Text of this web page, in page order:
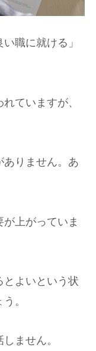
職に就ける」
ていますが、
ありません。あ
上がっていま
とよいという状
。
ません。